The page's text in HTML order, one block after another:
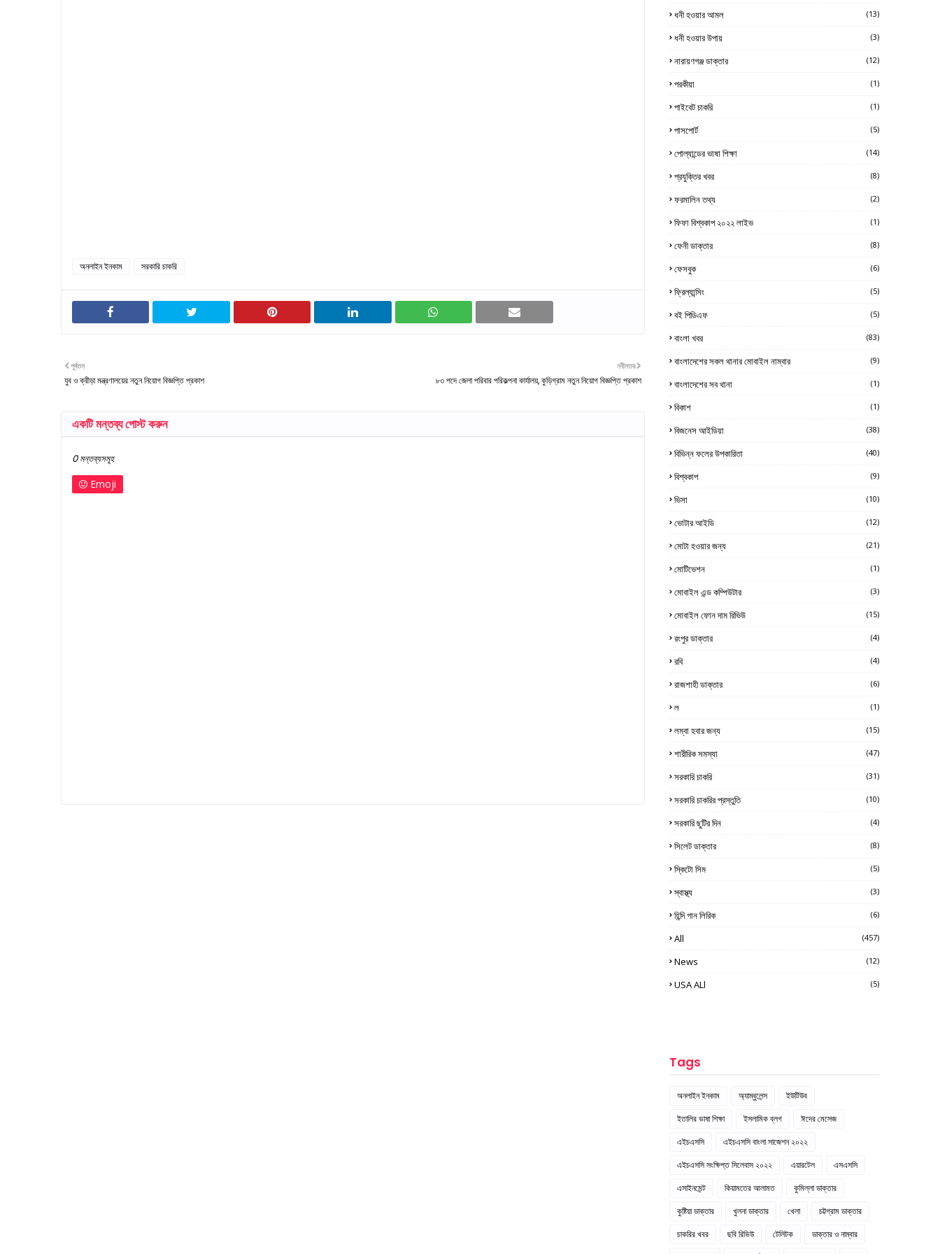
অনলাইন ইনকাম সরকারি চাকরি
নবীনতর
৮৩ পদে জেলা পরিবার পরিকল্পনা কার্যালয়, কুড়িগ্রাম নতুন নিয়োগ বিজ্ঞপ্তি প্রকাশ
পূর্বতন
যুব ও ক্রীড়া মন্ত্রণালয়ের নতুন নিয়োগ বিজ্ঞপ্তি প্রকাশ
একটি মন্তব্য পোস্ট করুন
0 মন্তব্যসমূহ
Emoji
ধনী হওয়ার আমল (13)
ধনী হওয়ার উপায় (3)
নারায়ণগঞ্জ ডাক্তার (12)
পরকীয়া (1)
পাইবেট চাকরি (1)
পাসপোর্ট (5)
পোল্যান্ডের ভাষা শিক্ষা (14)
প্রযুক্তির খবর (8)
ফরমালিন তথ্য (2)
ফিফা বিশ্বকাপ ২০২২ লাইভ (1)
ফেনী ডাক্তার (8)
ফেসবুক (6)
ফ্রিল্যান্সিং (5)
বই পিডিএফ (5)
বাংলা খবর (83)
বাংলাদেশের সকল থানার মোবাইল নাম্বার (9)
বাংলাদেশের সব থানা (1)
বিকাশ (1)
বিজনেস আইডিয়া (38)
বিভিন্ন ফলের উপকারিতা (40)
বিশ্বকাপ (9)
ভিসা (10)
ভোটার আইডি (12)
মোটা হওয়ার জন্য (21)
মোটিভেশন (1)
মোবাইল এন্ড কম্পিউটার (3)
মোবাইল ফোন দাম রিভিউ (15)
রংপুর ডাক্তার (4)
রবি (4)
রাজশাহী ডাক্তার (6)
ল (1)
লম্বা হবার জন্য (15)
শারীরিক সমস্যা (47)
সরকারি চাকরি (31)
সরকারি চাকরির প্রস্তুতি (10)
সরকারি ছুটির দিন (4)
সিলেট ডাক্তার (8)
স্কিটো সিম (5)
স্বাস্থ্য (3)
হিন্দি গান লিরিক (6)
All (457)
News (12)
USA ALl (5)
Tags
অনলাইন ইনকাম অ্যাম্বুলেন্স
ইউটিউব
ইতালির ভাষা শিক্ষা
ইসলামিক ব্লগ
ঈদের মেসেজ
এইচএসসি
এইচএসসি বাংলা সাজেশন ২০২২
এইচএসসি সংক্ষিপ্ত সিলেবাস ২০২২
এয়ারটেল
এসএসসি
এসাইনমেন্ট
কিয়ামতের আলামত
কুমিল্লা ডাক্তার
কুষ্টিয়া ডাক্তার
খুলনা ডাক্তার খেলা
চট্টগ্রাম ডাক্তার
চাকরির খবর
ছবি রিভিউ টেলিটক
ডাক্তার ও নাম্বার